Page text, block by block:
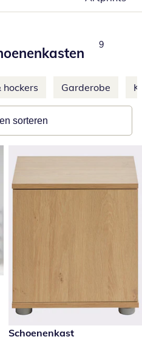
Total
9
hockers Garderobe
sorteren
€ 139,00
Schoenenkast